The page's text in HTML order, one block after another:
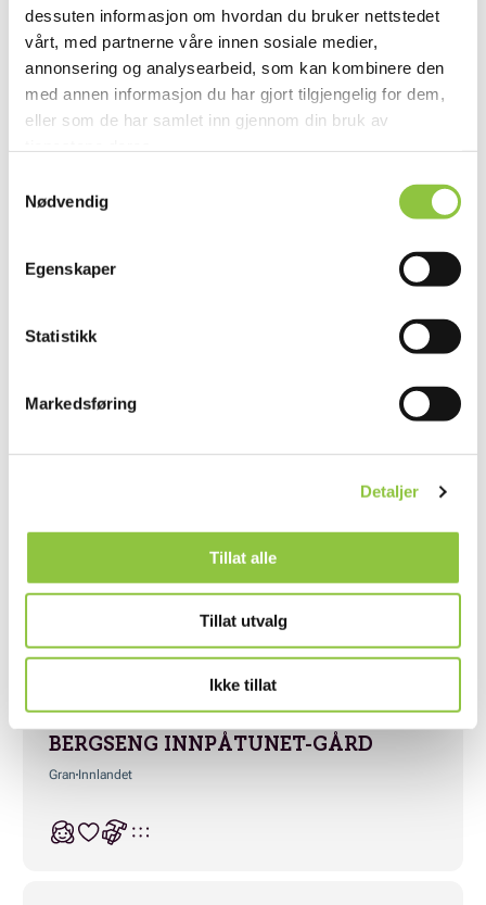
dessuten informasjon om hvordan du bruker nettstedet
vårt, med partnerne våre innen sosiale medier,
annonsering og analysearbeid, som kan kombinere den
med annen informasjon du har gjort tilgjengelig for dem,
eller som de har samlet inn gjennom din bruk av
Nødvendig
Egenskaper
Statistikk
Markedsføring
Detaljer
Tillat alle
Tillat utvalg
Ikke tillat
Tøråsvegen 348, 2432 Slettås
Andre lignende gårder
NORDBØ
VALDRES-STALLEN
Nord-AurdalInnlandet
BERGSENG INNPÅTUNET-GÅRD
GranInnlandet